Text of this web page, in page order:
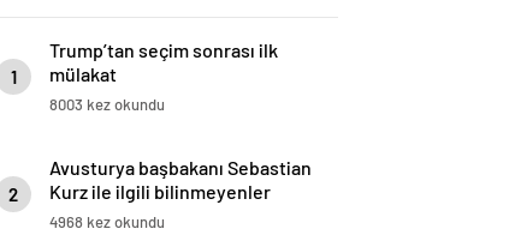
1
Trump’tan seçim sonrası ilk
mülakat
8003 kez okundu
2
Avusturya başbakanı Sebastian
Kurz ile ilgili bilinmeyenler
4968 kez okundu